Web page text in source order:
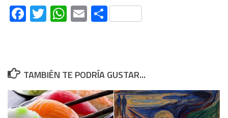
Facebook
Twitter
WhatsApp
EmailCompartir
TAMBIÉN TE PODRÍA GUSTAR...